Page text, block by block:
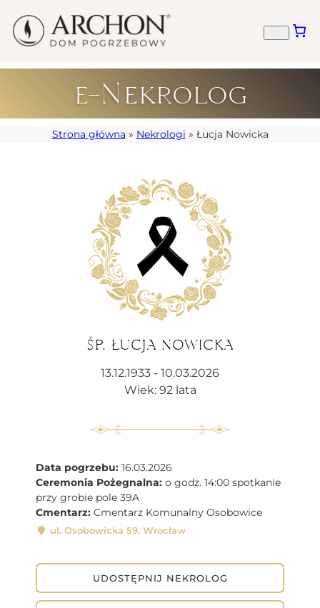
e-Nekrolog
Strona główna » Nekrologi » Łucja Nowicka
ŚP. ŁUCJA NOWICKA
13.12.1933 - 10.03.2026
Wiek: 92 lata
Data pogrzebu: 16.03.2026
Ceremonia Pożegnalna: o godz. 14:00 spotkanie
przy grobie pole 39A
Cmentarz: Cmentarz Komunalny Osobowice
ul. Osobowicka 59, Wrocław
UDOSTĘPNIJ NEKROLOG